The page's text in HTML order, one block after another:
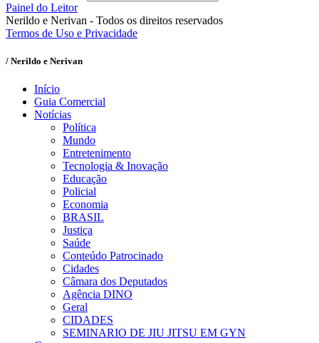
Painel do Leitor
Nerildo e Nerivan - Todos os direitos reservados
Termos de Uso e Privacidade
/ Nerildo e Nerivan
Início
Guia Comercial
Notícias
Política
Mundo
Entretenimento
Tecnologia & Inovação
Educação
Policial
Economia
BRASIL
Justiça
Saúde
Conteúdo Patrocinado
Cidades
Câmara dos Deputados
Agência DINO
Geral
CIDADES
SEMINARIO DE JIU JITSU EM GYN